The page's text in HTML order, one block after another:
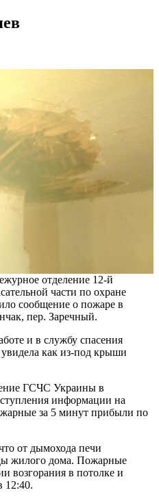
отделение 12-й
части по охране
сообщение о пожаре в
пер. Заречный.
и в службу спасения
увидела как из-под крыши
ГСЧС Украины в
информации на
за 5 минут прибыли по
от дымохода печи
жилого дома. Пожарные
возгорания в потолке и
12:40.